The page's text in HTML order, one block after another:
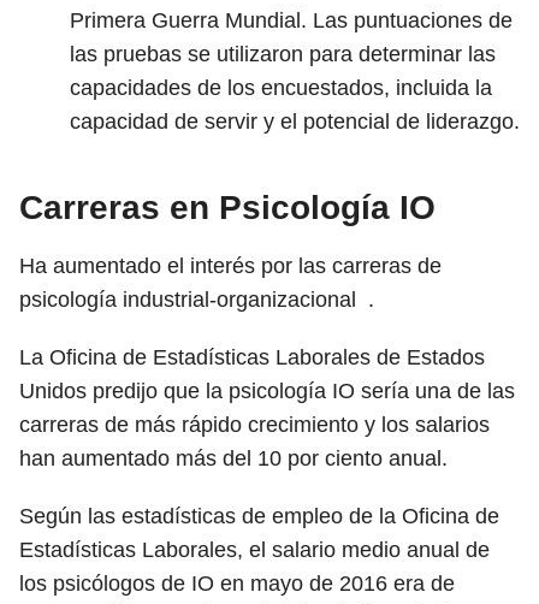
Primera Guerra Mundial. Las puntuaciones de
las pruebas se utilizaron para determinar las
capacidades de los encuestados, incluida la
capacidad de servir y el potencial de liderazgo.
Carreras en Psicología IO
Ha aumentado el interés por las carreras de
psicología industrial-organizacional .
La Oficina de Estadísticas Laborales de Estados
Unidos predijo que la psicología IO sería una de las
carreras de más rápido crecimiento y los salarios
han aumentado más del 10 por ciento anual.
Según las estadísticas de empleo de la Oficina de
Estadísticas Laborales, el salario medio anual de
los psicólogos de IO en mayo de 2016 era de